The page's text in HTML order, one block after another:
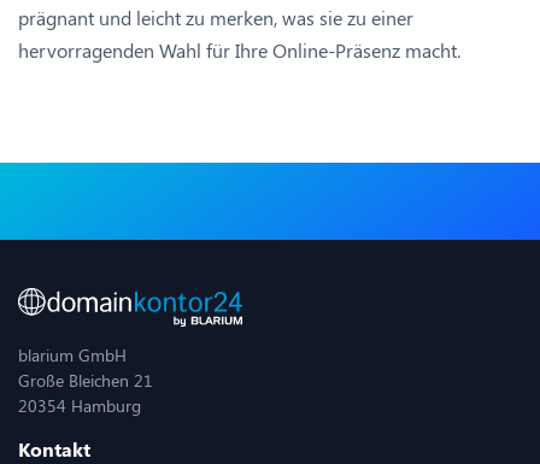
prägnant und leicht zu merken, was sie zu einer
hervorragenden Wahl für Ihre Online-Präsenz macht.
blarium GmbH
Große Bleichen 21
20354 Hamburg
Kontakt